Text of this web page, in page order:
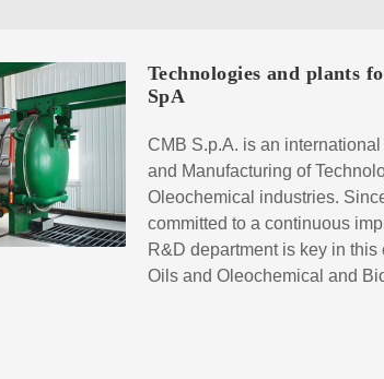
Technologies and plants
SpA
CMB S.p.A. is an
and Manufacturing of
Oleochemical industries.
committed to a continuous
R&D department is key in
Oils and Oleochemical and